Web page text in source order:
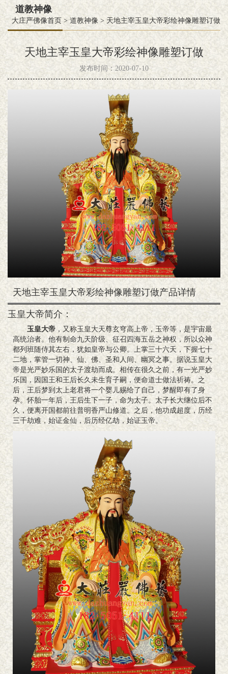
道教神像
大庄严佛像首页 > 道教神像 > 天地主宰玉皇大帝彩绘神像雕塑订做
天地主宰玉皇大帝彩绘神像雕塑订做
发布时间：2020-07-10
天地主宰玉皇大帝彩绘神像雕塑订做产品详情
玉皇大帝简介：
玉皇大帝 ，又称玉皇大天尊玄穹高上帝，玉帝等，是宇宙最
高统治者。他有制命九天阶级、征召四海五岳之神权，所以众神
都列班随侍其左右，犹如皇帝与公卿。上掌三十六天，下握七十
二地，掌管一切神、仙、佛、圣和人间、幽冥之事。据说玉皇大
帝是光严妙乐国的太子渡劫而成。相传在很久之前，有一光严妙
乐国，因国王和王后长久未生育子嗣，便命道士做法祈祷。之
后，王后梦到太上老君将一个婴儿赐给了自己，梦醒即有了身
孕。怀胎一年后，王后生下一子，命为太子。太子长大继位后不
久，便离开国都前往普明香严山修道。之后，他功成超度，历经
三千劫难，始证金仙，后历经亿劫，始证玉帝。